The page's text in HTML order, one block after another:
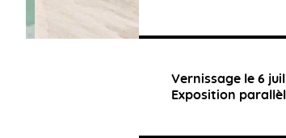
Vernissage le 6
Exposition